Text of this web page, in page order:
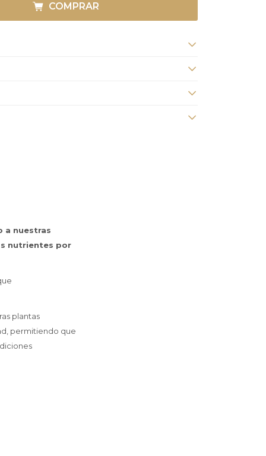
COMPRAR
a nuestras
nutrientes por
plantas
permitiendo que